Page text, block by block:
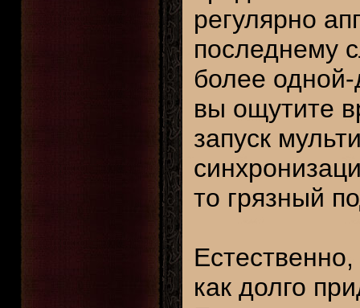
регулярно
последнему
более одной-
вы ощутите
запуск
то грязный
как долго